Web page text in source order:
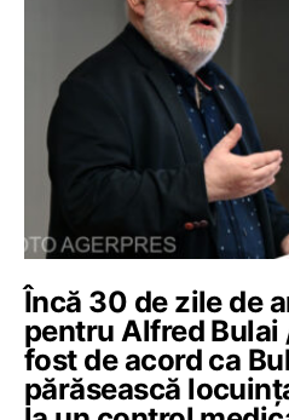
Încă 30 de zile de
pentru Alfred Bulai
fost de acord ca
părăsească